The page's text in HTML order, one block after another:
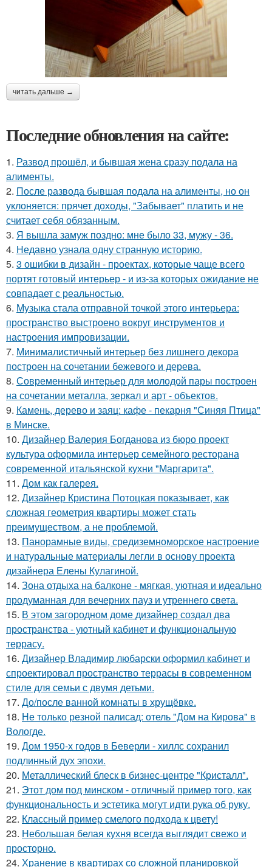
читать дальше →
Последние обновления на сайте:
1. Развод прошёл, и бывшая жена сразу подала на
алименты.
2. После развода бывшая подала на алименты, но он
уклоняется: прячет доходы, "Забывает" платить и не
считает себя обязанным.
3. Я вышла замуж поздно: мне было 33, мужу - 36.
4. Недавно узнала одну странную историю.
5. 3 ошибки в дизайн - проектах, которые чаще всего
портят готовый интерьер - и из-за которых ожидание не
совпадает с реальностью.
6. Музыка стала отправной точкой этого интерьера:
пространство выстроено вокруг инструментов и
настроения импровизации.
7. Минималистичный интерьер без лишнего декора
построен на сочетании бежевого и дерева.
8. Современный интерьер для молодой пары построен
на сочетании металла, зеркал и арт - объектов.
9. Камень, дерево и заяц: кафе - пекарня "Синяя Птица"
в Минске.
10. Дизайнер Валерия Богданова из бюро проект
культура оформила интерьер семейного ресторана
современной итальянской кухни "Маргарита".
11. Дом как галерея.
12. Дизайнер Кристина Потоцкая показывает, как
сложная геометрия квартиры может стать
преимуществом, а не проблемой.
13. Панорамные виды, средиземноморское настроение
и натуральные материалы легли в основу проекта
дизайнера Елены Кулагиной.
14. Зона отдыха на балконе - мягкая, уютная и идеально
продуманная для вечерних пауз и утреннего света.
15. В этом загородном доме дизайнер создал два
пространства - уютный кабинет и функциональную
террасу.
16. Дизайнер Владимир любарски оформил кабинет и
спроектировал пространство террасы в современном
стиле для семьи с двумя детьми.
17. До/после ванной комнаты в хрущёвке.
18. Не только резной палисад: отель "Дом на Кирова" в
Вологде.
19. Дом 1950-х годов в Беверли - хиллс сохранил
подлинный дух эпохи.
20. Металлический блеск в бизнес-центре "Кристалл".
21. Этот дом под минском - отличный пример того, как
функциональность и эстетика могут идти рука об руку.
22. Классный пример смелого подхода к цвету!
23. Небольшая белая кухня всегда выглядит свежо и
просторно.
24. Хранение в квартирах со сложной планировкой